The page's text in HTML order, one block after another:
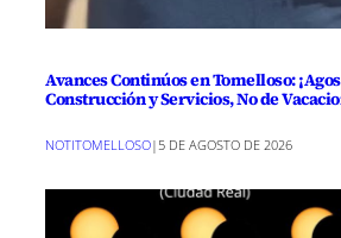
Avances Continúos en Tomelloso:
Construcción y Servicios, No de
NOTITOMELLOSO| 5 DE AGOSTO DE 2026